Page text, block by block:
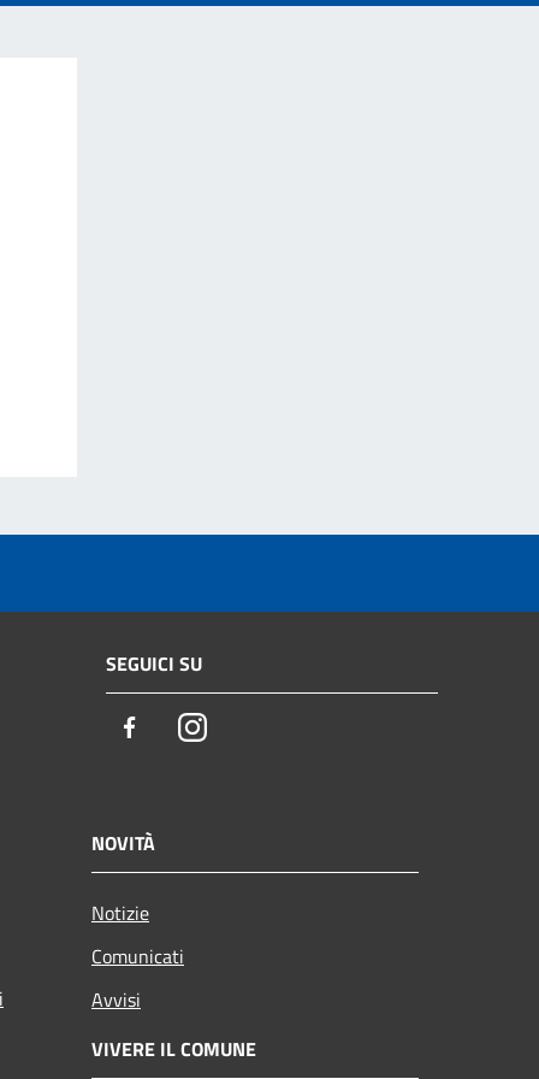
SEGUICI SU
FacebookInstagram
NOVITÀ
Notizie
Comunicati
Avvisi
VIVERE IL COMUNE